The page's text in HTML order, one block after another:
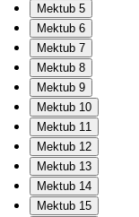
Mektub 5
Mektub 6
Mektub 7
Mektub 8
Mektub 9
Mektub 10
Mektub 11
Mektub 12
Mektub 13
Mektub 14
Mektub 15